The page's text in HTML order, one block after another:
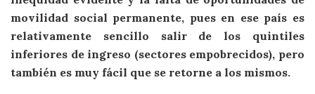
movilidad social permanente, pues en ese país es
relativamente sencillo salir de los quintiles
inferiores de ingreso (sectores empobrecidos), pero
también es muy fácil que se retorne a los mismos.